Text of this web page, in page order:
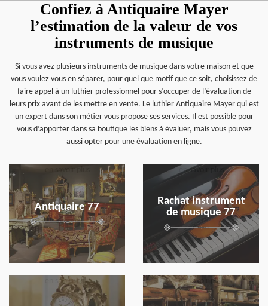
Confiez à Antiquaire Mayer
l’estimation de la valeur de vos
instruments de musique
Si vous avez plusieurs instruments de musique dans votre maison et que
vous voulez vous en séparer, pour quel que motif que ce soit, choisissez de
faire appel à un luthier professionnel pour s’occuper de l’évaluation de
leurs prix avant de les mettre en vente. Le luthier Antiquaire Mayer qui est
un expert dans son métier vous propose ses services. Il est possible pour
vous d’apporter dans sa boutique les biens à évaluer, mais vous pouvez
aussi opter pour une évaluation en ligne.
Antiquaire 77
en savoir plus
Rachat instrument
de musique 77
en savoir plus
en savoir plus en savoir plus